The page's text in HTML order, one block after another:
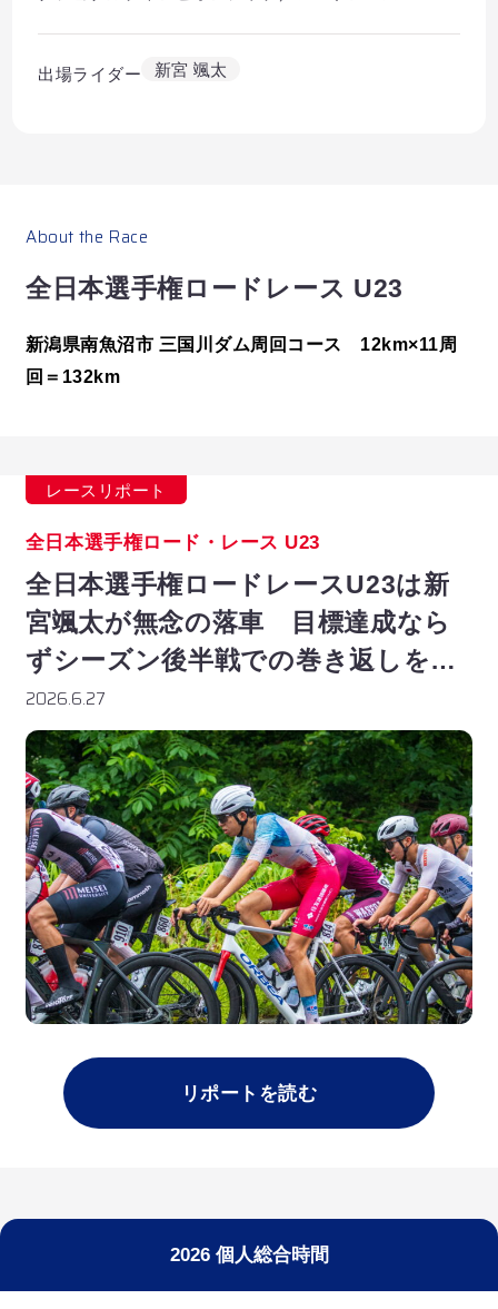
推しライダーの最新情報を見逃さないように、
登録しよう！
ライダー一覧
出場ライダー 新宮 颯太
About the Race
全日本選手権ロードレース U23
新潟県南魚沼市 三国川ダム周回コース 12km×11周
回＝132km
レースリポート
全日本選手権ロード・レース U23
全日本選手権ロードレースU23は新
宮颯太が無念の落車 目標達成なら
ずシーズン後半戦での巻き返しを誓
う
2026.6.27
リポートを読む
2026 個人総合時間